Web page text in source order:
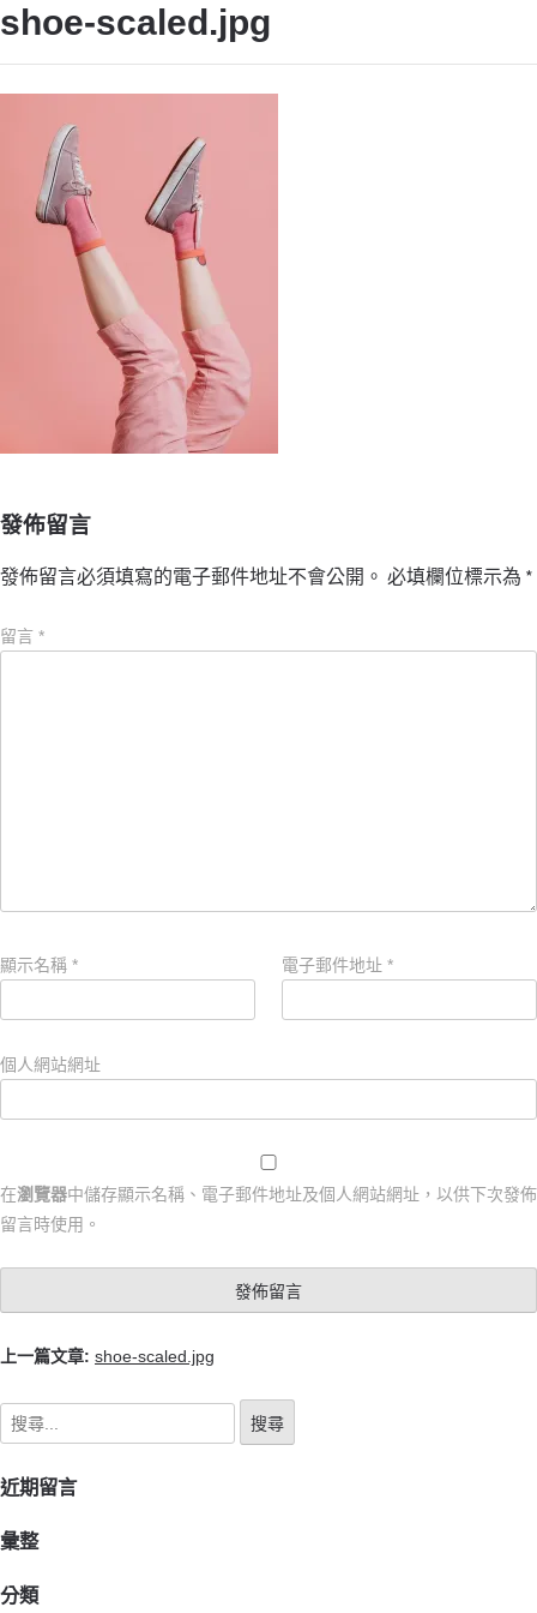
shoe-scaled.jpg
發佈留言
發佈留言必須填寫的電子郵件地址不會公開。 必填欄位標示為 *
留言 *
顯示名稱 * 電子郵件地址*
個人網站網址
在瀏覽器中儲存顯示名稱、電子郵件地址及個人網站網址，以供下次發佈
留言時使用。
上一篇文章: shoe-scaled.jpg
近期留言
彙整
分類